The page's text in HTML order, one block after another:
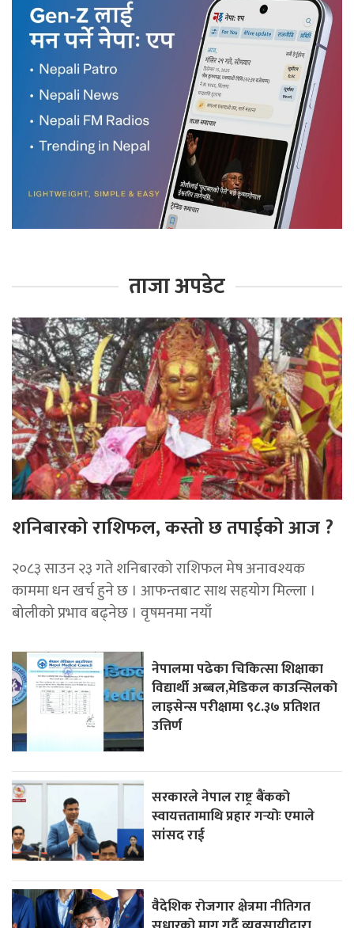
ताजा अपडेट
शनिबारको राशिफल, कस्तो छ तपाईको आज ?
२०८३ साउन २३ गते शनिबारको राशिफल मेष अनावश्यक
काममा धन खर्च हुने छ । आफन्तबाट साथ सहयोग मिल्ला ।
बोलीको प्रभाव बढ्नेछ । वृषमनमा नयाँ
नेपालमा पढेका चिकित्सा शिक्षाका
विद्यार्थी अब्बल,मेडिकल काउन्सिलको
लाइसेन्स परीक्षामा ९८.३७ प्रतिशत
उत्तिर्ण
सरकारले नेपाल राष्ट्र बैंकको
स्वायत्ततामाथि प्रहार गर्‍योः एमाले
सांसद राई
वैदेशिक रोजगार क्षेत्रमा नीतिगत